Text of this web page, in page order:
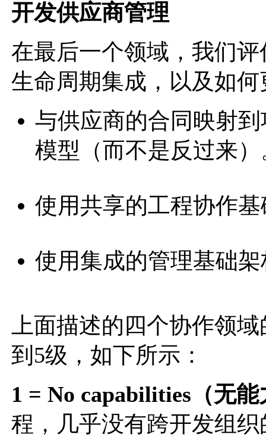
开发供应商管理
在最后一个领域，我们
生命周期集成，以及如
与供应商的合同映射
模型（而不是反过来）
使用共享的工程协作
使用集成的管理基础架
上面描述的四个协作领
到5级，如下所示：
1 = No capabilities（无
程，几乎没有跨开发组织